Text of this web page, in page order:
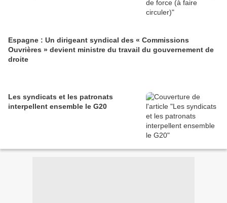
Espagne : Un dirigeant syndical des « Commissions
Ouvrières » devient ministre du travail du gouvernement de
droite
Les syndicats et les patronats
interpellent ensemble le G20